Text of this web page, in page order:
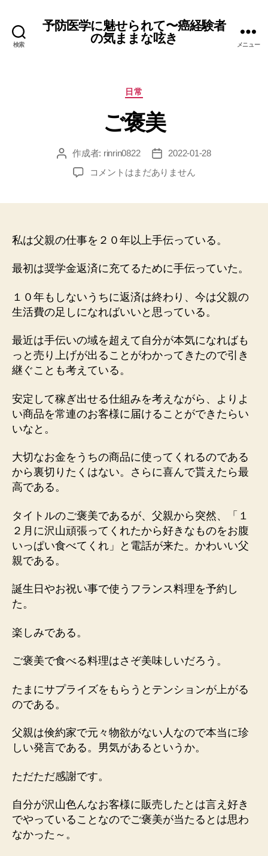
検索
予防医学に魅せられて〜癌経験者
の気ままな呟き
メニュー
カ
ゴ
リ
日常
ご褒美
投 作成者: rinrin0822
投
稿
日
2022-01-28
ご
コメントはまだありません
私は父親の仕事を２０年以上手伝っている。
最初は奨学金返済に充てるために手伝っていた。
１０年もしないうちに返済は終わり、今は父親の
生活費の足しになればいいと思っている。
最近は手伝いの域を超えて自分が本気になればも
っと売り上げが出ることがわかってきたので引き
継ぐことも考えている。
安定して稼ぎ出せる仕組みを考えながら、よりよ
い商品を常連のお客様に届けることができたらい
いなと。
大切なお金をうちの商品に使ってくれるのである
から裏切りたくはない。さらに喜んで貰えたら最
高である。
タイトルのご褒美であるが、父親から突然、「１
２月に沢山頑張ってくれたから好きなものをお腹
いっぱい食べてくれ」と電話が来た。かわいい父
親である。
誕生日やお祝い事で使うフランス料理を予約し
た。
楽しみである。
ご褒美で食べる料理はさぞ美味しいだろう。
たまにサプライズをもらうとテンションが上がる
のである。
父親は倹約家で元々物欲がない人なので本当に珍
しい発言である。男気があるというか。
ただただ感謝です。
自分が沢山色んなお客様に販売したとは言え好き
でやっていることなのでご褒美が当たるとは思わ
なかった～。